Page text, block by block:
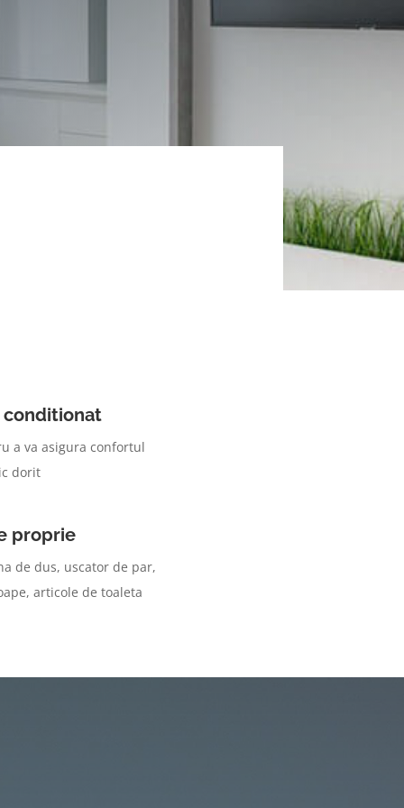
conditionat
a va asigura confortul
dorit
proprie
de dus, uscator de par,
articole de toaleta